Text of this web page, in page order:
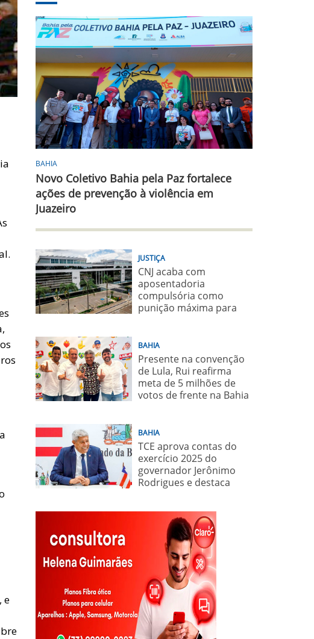
e
BAHIA
Novo Coletivo Bahia pela Paz fortalece
ações de prevenção à violência em
Juazeiro
JUSTIÇA
CNJ acaba com
aposentadoria
compulsória como
punição máxima para
BAHIA
Presente na convenção
de Lula, Rui reafirma
meta de 5 milhões de
votos de frente na Bahia
BAHIA
TCE aprova contas do
exercício 2025 do
governador Jerônimo
Rodrigues e destaca